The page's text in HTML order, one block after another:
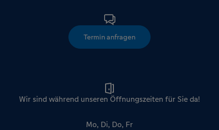
Termin anfragen
Wir sind während unseren Öffnungszeiten für Sie da!
Mo, Di, Do, Fr